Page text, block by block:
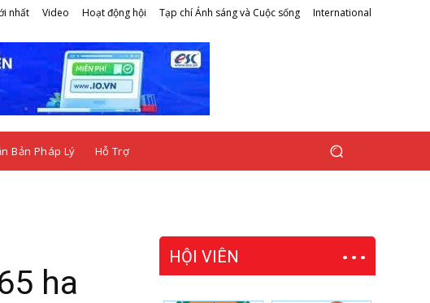
nhất Video Hoạt động hội Tạp chí Ánh sáng và Cuộc sống International
Bản Pháp Lý Hỗ Trợ
ha
HỘI VIÊN